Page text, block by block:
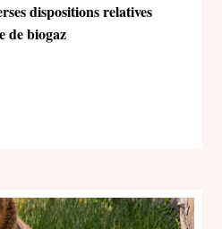
dispositions relatives
de biogaz